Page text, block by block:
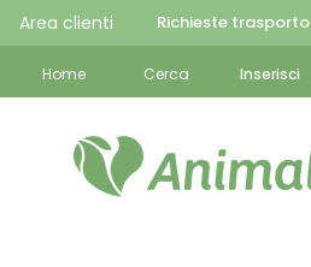
Area clienti Richieste trasporto
Home Cerca Inserisci